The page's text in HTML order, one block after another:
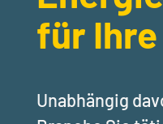
für
Unabhängig